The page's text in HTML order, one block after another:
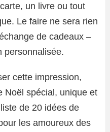
un livre ou tout
Le faire ne sera rien
de cadeaux –
personnalisée.
cette impression,
Noël spécial, unique et
de 20 idées de
les amoureux des